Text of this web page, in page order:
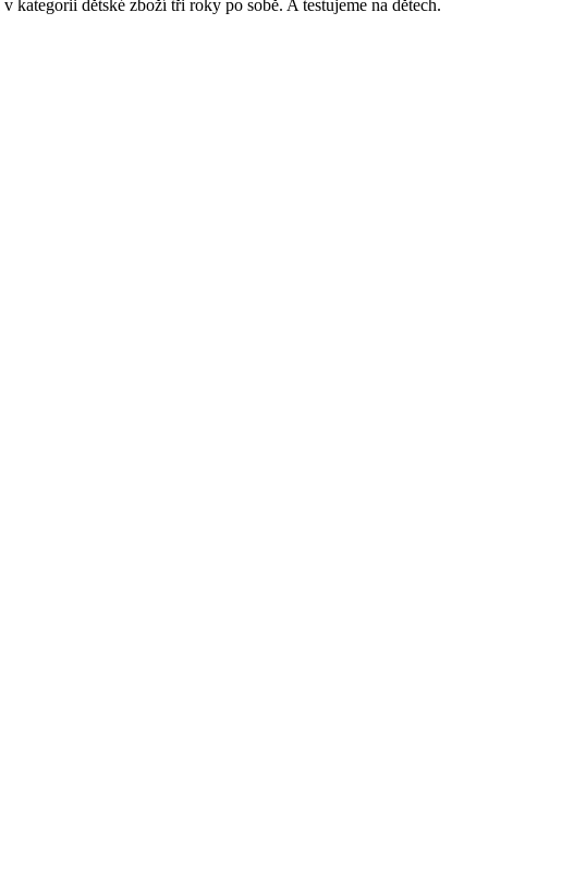
dětské zboží tři roky po sobě. A testujeme na dětech.